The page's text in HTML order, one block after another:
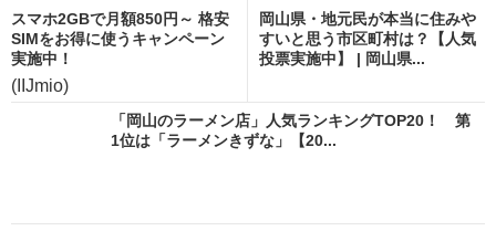
スマホ2GBで月額850円～ 格安
SIMをお得に使うキャンペーン
実施中！
(IIJmio)
岡山県・地元民が本当に住みや
すいと思う市区町村は？【人気
投票実施中】 | 岡山県...
「岡山のラーメン店」人気ランキングTOP20！ 第
1位は「ラーメンきずな」【20...